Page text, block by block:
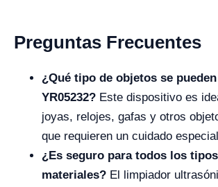
Preguntas Frecuentes
¿Qué tipo de objetos se
YR05232? Este dispositivo es
joyas, relojes, gafas y otros
que requieren un cuidado
¿Es seguro para todos los
materiales? El limpiador